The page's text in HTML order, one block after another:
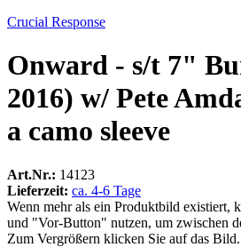
Crucial Response
Onward - s/t 7"
2016) w/ Pete
a camo sleeve
Art.Nr.: 14123
Lieferzeit: ca. 4-6 Tage
Wenn mehr als ein Produktbild existiert,
und "Vor-Button" nutzen, um zwischen
Zum Vergrößern klicken Sie auf das Bild.